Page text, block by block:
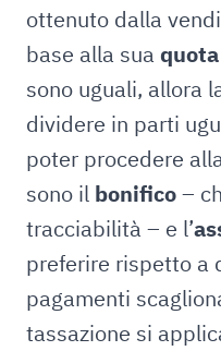
ottenuto dalla
base alla sua
sono uguali, allora
dividere in parti
poter procedere
sono il bonifico–
tracciabilità – e l’
preferire rispetto a
pagamenti
tassazione si